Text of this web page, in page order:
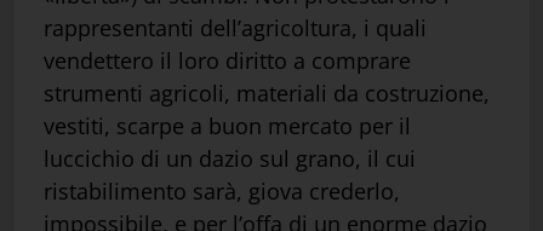
rappresentanti dell’agricoltura, i quali
vendettero il loro diritto a comprare
strumenti agricoli, materiali da costruzione,
vestiti, scarpe a buon mercato per il
luccichio di un dazio sul grano, il cui
ristabilimento sarà, giova crederlo,
impossibile, e per l’offa di un enorme dazio